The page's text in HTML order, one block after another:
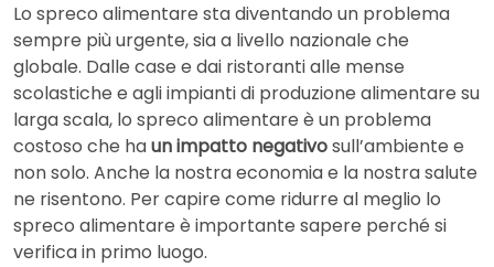
Lo spreco alimentare sta diventando un problema
sempre più urgente, sia a livello nazionale che
globale. Dalle case e dai ristoranti alle mense
scolastiche e agli impianti di produzione alimentare su
larga scala, lo spreco alimentare è un problema
costoso che haun impatto negativosull’ambiente e
non solo. Anche la nostra economia e la nostra salute
ne risentono. Per capire come ridurre al meglio lo
spreco alimentare è importante sapere perché si
verifica in primo luogo.